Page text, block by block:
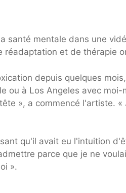
santé mentale dans une
réadaptation et de thérapie
depuis quelques
ou à Los Angeles avec
», a commencé l'artiste.
qu'il avait eu l'intuition
parce que je ne
».